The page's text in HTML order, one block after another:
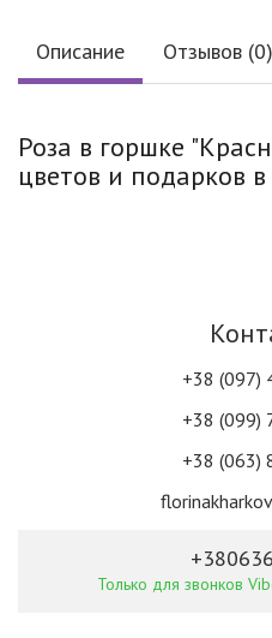
Описание Отзывов (0)
Роза в горшке
цветов и подарков
+38 (097)
+38 (099)
+38 (063)
Только для звонков